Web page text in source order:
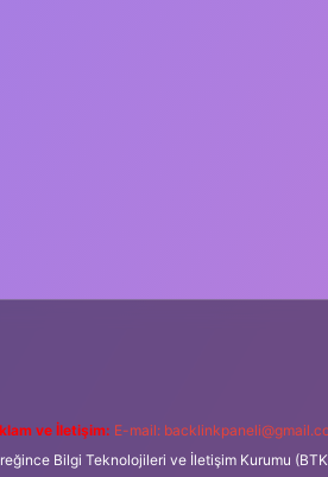
ve İletişim: E-mail:
Bilgi Teknolojileri ve İletişim Kurumu